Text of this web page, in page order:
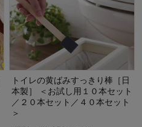
トイレの黄ばみすっきり棒［日
本製］ ＜お試し用１０本セット
／２０本セット／４０本セット
＞